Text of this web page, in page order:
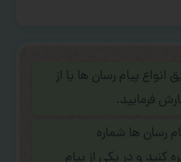
انواع پیام رسان ها یا از
فرمایید.
رسان ها شماره
کنید و در یکی از پیام